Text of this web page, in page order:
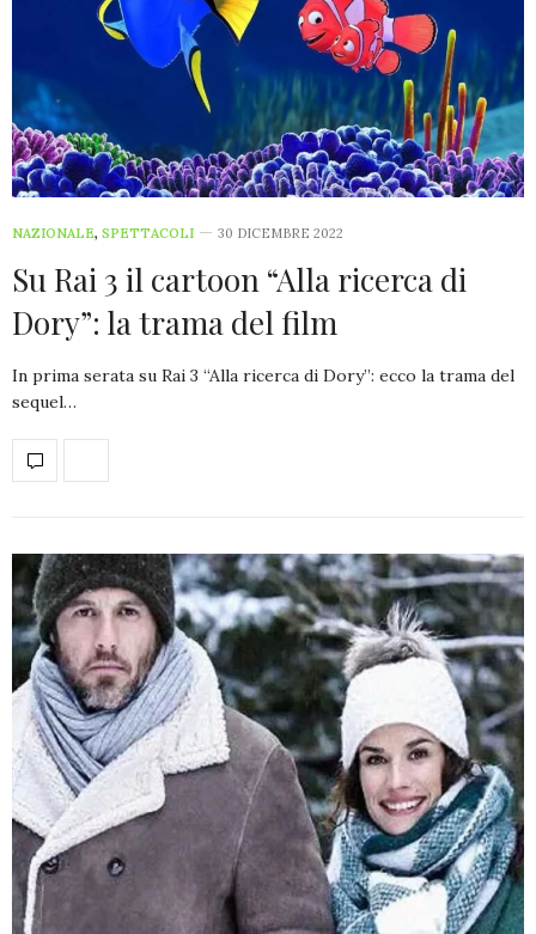
NAZIONALE, SPETTACOLI 30 DICEMBRE 2022
Su Rai 3 il cartoon “Alla ricerca di
Dory”: la trama del film
In prima serata su Rai 3 “Alla ricerca di Dory”: ecco la trama del
sequel…